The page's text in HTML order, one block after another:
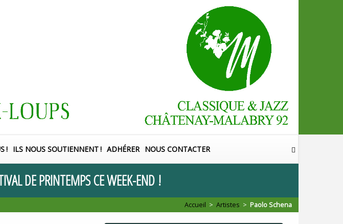
! ILS NOUS SOUTIENNENT! ADHÉRER NOUS CONTACTER
DEPRINTEMPSCEWEEK-END !
Accueil >Artistes >Paolo Schena